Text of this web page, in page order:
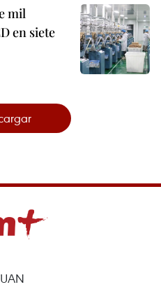
mil
en siete